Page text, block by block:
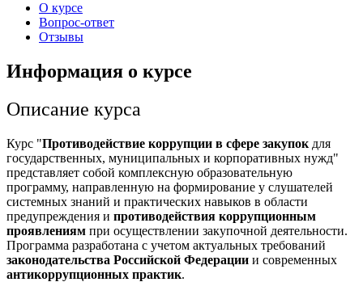
О курсе
Вопрос-ответ
Отзывы
Информация о курсе
Описание курса
Курс "Противодействие коррупции в сфере закупок для
государственных, муниципальных и корпоративных нужд"
представляет собой комплексную образовательную
программу, направленную на формирование у слушателей
системных знаний и практических навыков в области
предупреждения и противодействия коррупционным
проявлениям при осуществлении закупочной деятельности.
Программа разработана с учетом актуальных требований
законодательства Российской Федерации и современных
антикоррупционных практик.